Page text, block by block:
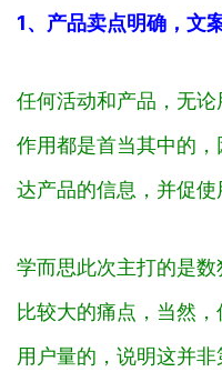
1、产品卖点明确，文
任何活动和产品，无
作用都是首当其中的
达产品的信息，并促使
学而思此次主打的是
比较大的痛点，当然
用户量的，说明这并非